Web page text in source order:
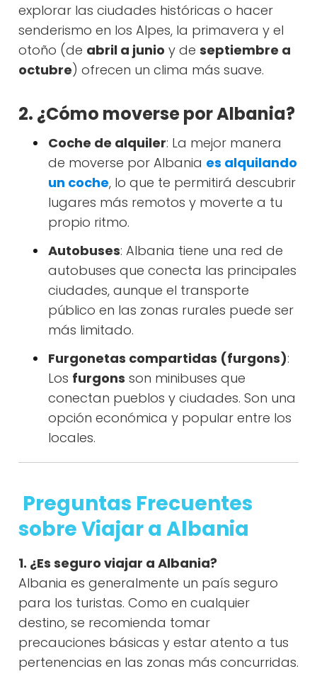
explorar las ciudades históricas o hacer
senderismo en los Alpes, la primavera y el
otoño (de abril a junio y de septiembre a
octubre) ofrecen un clima más suave.
2. ¿Cómo moverse por Albania?
Coche de alquiler: La mejor manera
de moverse por Albania es alquilando
un coche, lo que te permitirá descubrir
lugares más remotos y moverte a tu
propio ritmo.
Autobuses: Albania tiene una red de
autobuses que conecta las principales
ciudades, aunque el transporte
público en las zonas rurales puede ser
más limitado.
Furgonetas compartidas (furgons):
Los furgons son minibuses que
conectan pueblos y ciudades. Son una
opción económica y popular entre los
locales.
Preguntas Frecuentes
sobre Viajar a Albania
1. ¿Es seguro viajar a Albania?
Albania es generalmente un país seguro
para los turistas. Como en cualquier
destino, se recomienda tomar
precauciones básicas y estar atento a tus
pertenencias en las zonas más concurridas.